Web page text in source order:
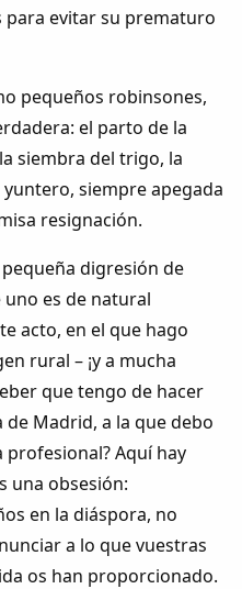
evitar su prematuro
pequeños robinsones,
el parto de la
siembra del trigo, la
siempre apegada
resignación.
digresión de
es de natural
acto, en el que hago
rural – ¡y a mucha
que tengo de hacer
Madrid, a la que debo
Aquí hay
una obsesión:
en la diáspora, no
a lo que vuestras
os han proporcionado.